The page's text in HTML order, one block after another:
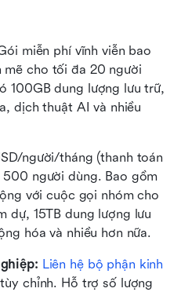
miễn phí vĩnh viễn bao
mẽ cho tối đa 20 người
100GB dung lượng lưu trữ,
dịch thuật AI và nhiều
người/tháng (thanh toán
500 người dùng. Bao gồm
với cuộc gọi nhóm cho
dự, 15TB dung lượng lưu
hóa và nhiều hơn nữa.
Liên hệ bộ phận kinh
chỉnh. Hỗ trợ số lượng